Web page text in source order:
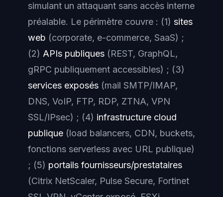
simulant un attaquant sans accès interne
préalable. Le périmètre couvre : (1) sites
web (corporate, e-commerce, SaaS) ;
(2) APIs publiques (REST, GraphQL,
gRPC publiquement accessibles) ; (3)
services exposés (mail SMTP/IMAP,
DNS, VoIP, FTP, RDP, ZTNA, VPN
SSL/IPsec) ; (4) infrastructure cloud
publique (load balancers, CDN, buckets,
fonctions serverless avec URL publique)
; (5) portails fournisseurs/prestataires
(Citrix NetScaler, Pulse Secure, Fortinet